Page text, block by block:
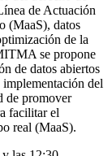
de Actuación
(MaaS), datos
de la
se propone
de datos abiertos
del
de promover
facilitar el
real (MaaS).